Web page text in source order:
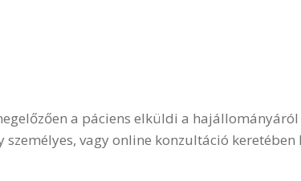
a páciens elküldi a
személyes, vagy online konzultáció